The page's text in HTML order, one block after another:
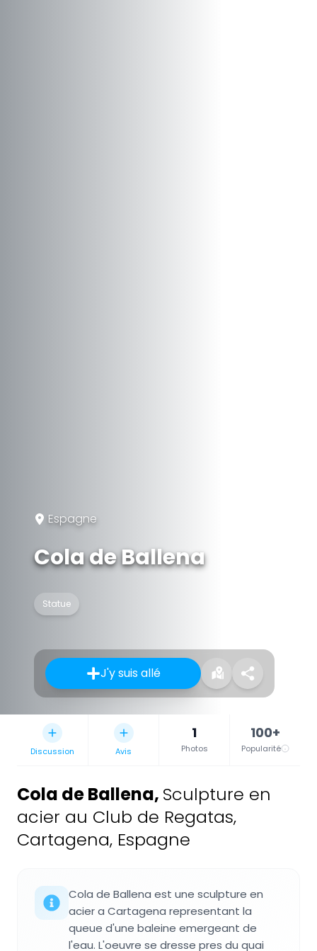
Espagne
Cola de Ballena
Statue
J'y suis allé
Discussion Avis
1
Photos
100+
Popularité
Cola de Ballena, Sculpture en
acier au Club de Regatas,
Cartagena, Espagne
Cola de Ballena est une sculpture en
acier a Cartagena representant la
queue d'une baleine emergeant de
l'eau. L'oeuvre se dresse pres du quai